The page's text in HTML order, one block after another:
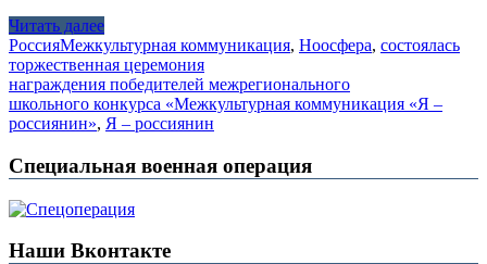
Читать далее
РоссияМежкультурная коммуникация, Ноосфера, состоялась
торжественная церемония
награждения победителей межрегионального
школьного конкурса «Межкультурная коммуникация «Я –
россиянин», Я – россиянин
Специальная военная операция
Наши Вконтакте